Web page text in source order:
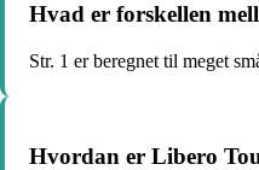
Hvad er forskellen
Str. 1 er beregnet til meget
Hvordan er Libero